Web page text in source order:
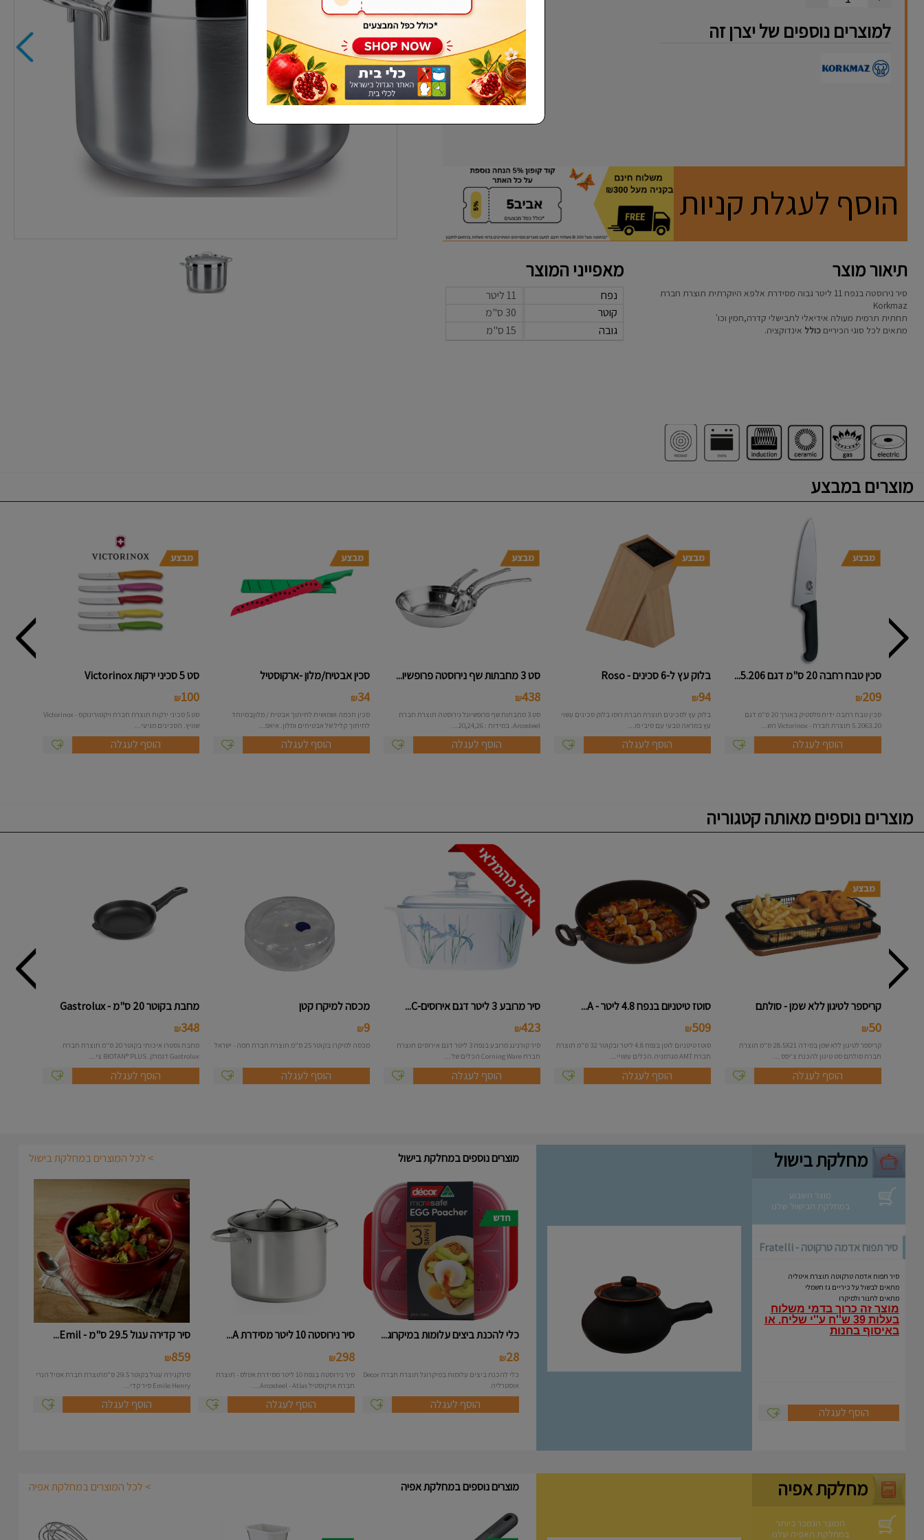
שכחתי סיסמא למוצרים נוספים של יצרן זה
הוסף לעגלת קניות
תיאור מוצר מאפייני המוצר
נפח
11 ליטר
קוטר
30 ס"מ
גובה
15 ס"מ
סיר נירוסטה בנפח 11 ליטר גבוה מסידרת אלפא היוקרתית תוצרת חברת
Korkmaz
תחתית תרמית מעולה אידיאלי לתבישלי קדרה,חמין וכו'
מתאים לכל סוגי הכירייםכולל אינדוקציה.
מוצרים במבצע
סכין טבח רחבה 20 ס"מ דגם 5.206...
209
₪
סכין טבח רחבה ידית פלסטיק באורך 20 ס"מ דגם
5.2063.20 תוצרת חברת - Victorinox הש...
הוסף לעגלה
בלוק עץ ל-6 סכינים - Roso
94
₪
בלוק עץ לסכינים תוצרת חברת רוסו בלוק סכינים עשוי
עץ במראה טבעי עם סיבי פו...
הוסף לעגלה
סט 3 מחבתות שף נירוסטה פרופשיו...
438
₪
סט 3 מחבתות שף פרופשיונל נירוסטה תוצרת חברת
Arcosteel. במידות : 20,24,26...
הוסף לעגלה
סכין אבטיח/מלון -ארקוסטיל
34
₪
סכין חכמה ושמושית לחיתוך אבטיח / מלוןבמיוחד
לחיתוך קליל של אבטיחים ומלון. איאפ...
הוסף לעגלה
סט 5 סכיני ירקות Victorinox
100
₪
סט 5 סכיני ירקות תוצרת חברת ויקטורינוקס - Victorinox
שוויץ. הסכינים מגיעי...
הוסף לעגלה
מוצרים נוספים מאותה קטגוריה
קריספר לטיגון ללא שמן - סולתם
50
₪
קריספר לטיגון ללא שמן במידה 28.5X21 ס"מ תוצרת
חברת סולתם סט טיגון להכנת צ'יפס ...
הוסף לעגלה
סוטז טיטניום בנפח 4.8 ליטר - A...
509
₪
סוטז טיטניום לוטן בנפח 4.8 ליטר ובקוטר 32 ס"מ תוצרת
חברת AMT מגרמניה.הכלים עשויי...
הוסף לעגלה
סיר מרובע 3 ליטר דגם אירוסים-C...
423
₪
סיר קורנינג מרובע בנפח 3 ליטר דגם אירוסים תוצרת
חברת Corning Ware הכלים של ...
הוסף לעגלה
מכסה למיקרו קטן
9
₪
מכסה למיקרו בקוטר 25 ס"מ תוצרת חברת תמה - ישראל
הוסף לעגלה
מחבת בקוטר 20 ס"מ - Gastrolux
348
₪
מחבת גסטרו איכותי בקוטר 20 ס"מ תוצרת חברת
Gastrolux דנמרק. BIOTAN® PLUS צי...
הוסף לעגלה
מחלקת בישול
מוצר השבוע
במחלקת הבישול שלנו
סיר תפוח אדמה טרקוטה - Fratelli
סיר תפוח אדמה טרקוטה תוצרת איטליה
מתאים לבשול על כיריים גז חשמלי
מתאים לתנור ולמיקרו
מוצר זה כרוך בדמי משלוח
בעלות 39 ש''ח ע''י שליח.
או
באיסוף בחנות
הוסף לעגלה
מוצרים נוספים במחלקת בישול > לכל המוצרים במחלקת בישול
כלי להכנת ביצים עלומות במיקרוג...
28
₪
כלי להכנת ביצים עלומות במיקרוגל תוצרת חברת Decor
אוסטרליה
הוסף לעגלה
סיר נירוסטה 10 ליטר מסידרת A...
298
₪
סיר נירוסטה בנפח 10 ליטר מסידרת אטלס - תוצרת
חברת ארקוסטיל Arcosteel - Atlas....
הוסף לעגלה
סיר קדירה עגול 29.5 ס"מ - Emil...
859
₪
סירקגירה עגול בקוטר 29.5 ס"מתוצרת חברת אמיל הנרי
Emile Henry סיר קדי...
הוסף לעגלה
מחלקת אפיה
המוצר הנמכר ביותר
במחלקת האפיה שלנו
מוצרים נוספים במחלקת אפיה > לכל המוצרים במחלקת אפיה